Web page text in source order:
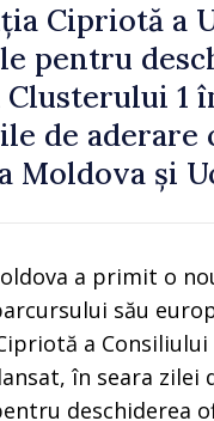
Cipriotă a
pentru
Clusterului 1
de aderare
Moldova și
a primit o
său
a
în seara zilei
deschiderea